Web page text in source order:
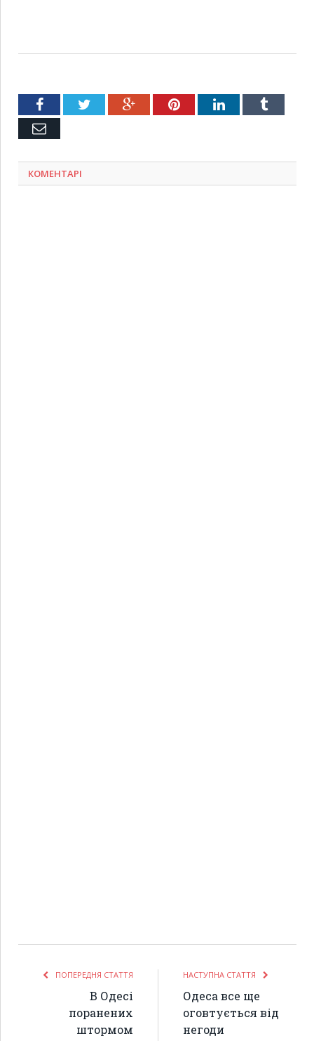
FacebookTwitter Google+PinterestLinkedInTumblr
Емейл
КОМЕНТАРІ
ПОПЕРЕДНЯ СТАТТЯ
В Одесі
поранених
штормом
НАСТУПНА СТАТТЯ
Одеса все ще
оговтується від
негоди